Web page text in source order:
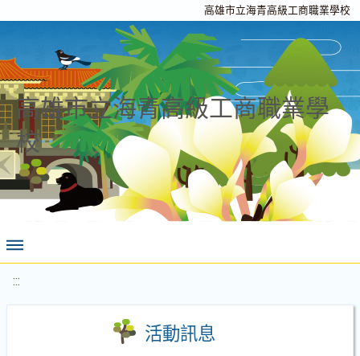
高雄市立海青高級工商職業學校
高雄市立海青高級工商職業學
校
:::
活動訊息